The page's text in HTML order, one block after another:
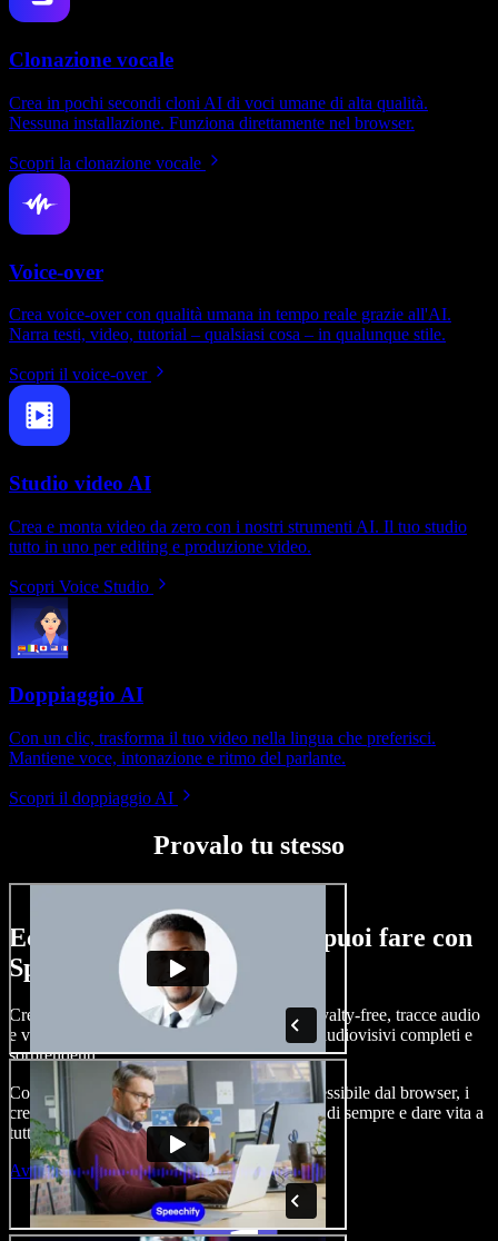
Clonazione vocale
Crea in pochi secondi cloni AI di voci umane di alta qualità.
Nessuna installazione. Funziona direttamente nel browser.
Scopri la clonazione vocale
Voice-over
Crea voice-over con qualità umana in tempo reale grazie all'AI.
Narra testi, video, tutorial – qualsiasi cosa – in qualunque stile.
Scopri il voice-over
Studio video AI
Crea e monta video da zero con i nostri strumenti AI. Il tuo studio
tutto in uno per editing e produzione video.
Scopri Voice Studio
Doppiaggio AI
Con un clic, trasforma il tuo video nella lingua che preferisci.
Mantiene voce, intonazione e ritmo del parlante.
Scopri il doppiaggio AI
Provalo tu stesso
Ecco un assaggio di ciò che puoi fare con
Speechify Studio.
Crea voice-over, aggiungi immagini stock royalty-free, tracce audio
e video, clona la tua voce e realizza progetti audiovisivi completi e
sorprendenti.
Con curva di apprendimento zero e tutto accessibile dal browser, i
creatori di contenuti possono superare i limiti di sempre e dare vita a
tutte le loro idee.
Avvia Studio